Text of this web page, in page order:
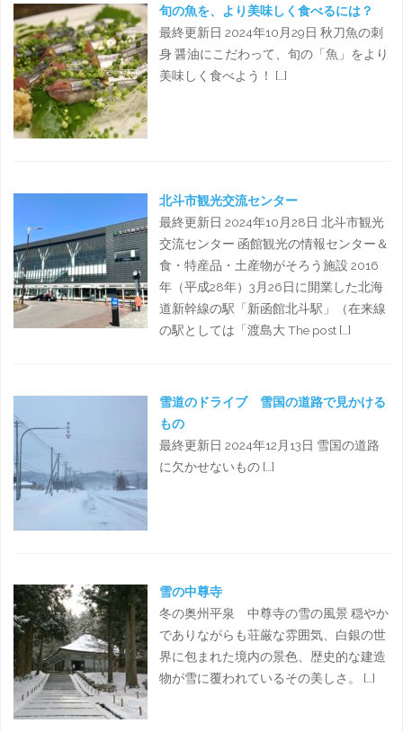
旬の魚を、より美味しく食べるには？
最終更新日 2024年10月29日 秋刀魚の刺
身 醤油にこだわって、旬の「魚」をより
美味しく食べよう！ […]
北斗市観光交流センター
最終更新日 2024年10月28日 北斗市観光
交流センター 函館観光の情報センター＆
食・特産品・土産物がそろう施設 2016
年（平成28年）3月26日に開業した北海
道新幹線の駅「新函館北斗駅」（在来線
の駅としては「渡島大 The post […]
雪道のドライブ 雪国の道路で見かける
もの
最終更新日 2024年12月13日 雪国の道路
に欠かせないもの […]
雪の中尊寺
冬の奥州平泉 中尊寺の雪の風景 穏やか
でありながらも荘厳な雰囲気、白銀の世
界に包まれた境内の景色、歴史的な建造
物が雪に覆われているその美しさ。 […]